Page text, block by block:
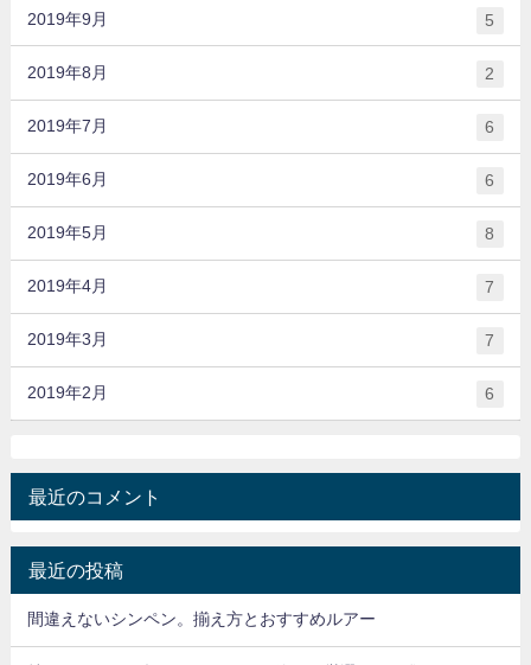
2019年9月 5
2019年8月 2
2019年7月 6
2019年6月 6
2019年5月 8
2019年4月 7
2019年3月 7
2019年2月 6
最近のコメント
最近の投稿
間違えないシンペン。揃え方とおすすめルアー